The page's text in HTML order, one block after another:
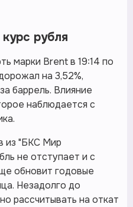
рубля
марки Brent в 19:14 по
на 3,52%,
баррель. Влияние
наблюдается с
из "БКС Мир
не отступает и с
обновит годовые
Незадолго до
рассчитывать на откат